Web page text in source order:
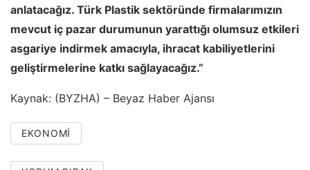
anlatacağız. Türk Plastik sektöründe firmalarımızın
mevcut iç pazar durumunun yarattığı olumsuz etkileri
asgariye indirmek amacıyla, ihracat kabiliyetlerini
geliştirmelerine katkı sağlayacağız.”
Kaynak: (BYZHA) – Beyaz Haber Ajansı
EKONOMI